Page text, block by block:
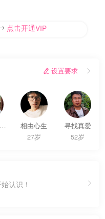
点击开通VIP
 设置要求 
风一样的男子
相由心生
27岁
寻找真爱
52岁
认识！